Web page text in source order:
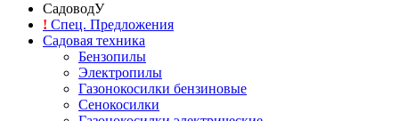
СадоводУ
! Спец. Предложения
Садовая техника
Бензопилы
Электропилы
Газонокосилки бензиновые
Сенокосилки